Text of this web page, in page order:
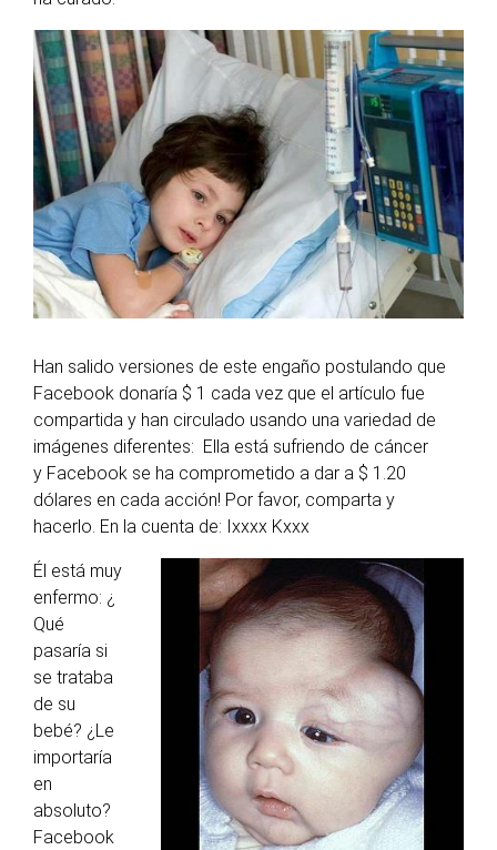
Han salido versiones de este engaño postulando que
Facebook donaría $ 1 cada vez que el artículo fue
compartida y han circulado usando una variedad de
imágenes diferentes: Ella está sufriendo de cáncer
y Facebook se ha comprometido a dar a $ 1.20
dólares en cada acción! Por favor, comparta y
hacerlo. En la cuenta de: Ixxxx Kxxx
Él está muy
enfermo: ¿
Qué
pasaría si
se trataba
de su
bebé? ¿Le
importaría
en
absoluto?
Facebook